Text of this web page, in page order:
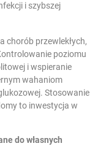
i szybszej
chorób przewlekłych,
poziomu
i wspieranie
wahaniom
Stosowanie
to inwestycja w
do własnych